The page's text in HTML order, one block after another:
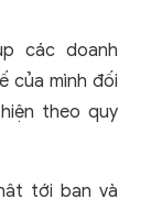
các doanh
của mình đối
theo quy
tới bạn và